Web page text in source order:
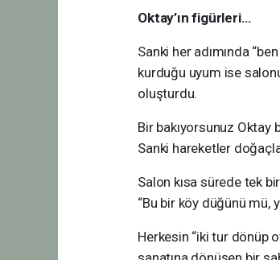
Oktay’ın figürleri…
Sanki her adımında
kurduğu uyum ise
oluşturdu.
Bir bakıyorsunuz Oktay
Sanki hareketler
Salon kısa sürede tek
“Bu bir köy düğünü mü,
Herkesin “iki tur dönüp